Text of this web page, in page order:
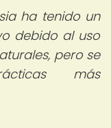
ha tenido un
debido al uso
pero se
más